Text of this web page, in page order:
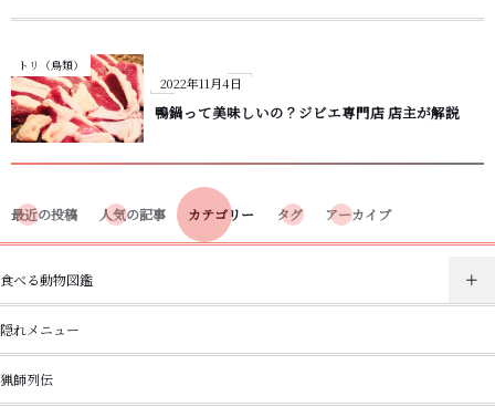
トリ（鳥類）
2022年11月4日
鴨鍋って美味しいの？ジビエ専門店 店主が解説
最近の投稿 人気の記事 カテゴリー タグ アーカイブ
食べる動物図鑑
隠れメニュー
猟師列伝